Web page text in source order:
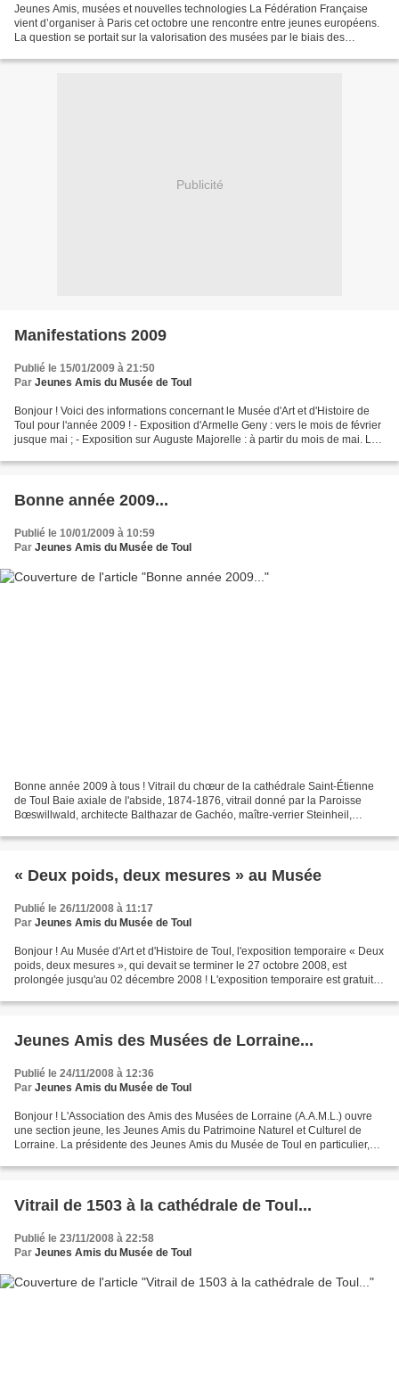
Jeunes Amis, musées et nouvelles technologies La Fédération Française
vient d’organiser à Paris cet octobre une rencontre entre jeunes européens.
La question se portait sur la valorisation des musées par le biais des
Publicité
Manifestations 2009
Publié le 15/01/2009 à 21:50
Par Jeunes Amis du Musée de Toul
Bonjour ! Voici des informations concernant le Musée d'Art et d'Histoire de
Toul pour l'année 2009 ! - Exposition d'Armelle Geny : vers le mois de février
jusque mai ; - Exposition sur Auguste Majorelle : à partir du mois de mai. Les
Bonne année 2009...
Publié le 10/01/2009 à 10:59
Par Jeunes Amis du Musée de Toul
Bonne année 2009 à tous ! Vitrail du chœur de la cathédrale Saint-Étienne
de Toul Baie axiale de l'abside, 1874-1876, vitrail donné par la Paroisse
Bœswillwald, architecte Balthazar de Gachéo, maître-verrier Steinheil,
« Deux poids, deux mesures » au Musée
Publié le 26/11/2008 à 11:17
Par Jeunes Amis du Musée de Toul
Bonjour ! Au Musée d'Art et d'Histoire de Toul, l'exposition temporaire « Deux
poids, deux mesures », qui devait se terminer le 27 octobre 2008, est
prolongée jusqu'au 02 décembre 2008 ! L'exposition temporaire est gratuite
Jeunes Amis des Musées de Lorraine...
Publié le 24/11/2008 à 12:36
Par Jeunes Amis du Musée de Toul
Bonjour ! L'Association des Amis des Musées de Lorraine (A.A.M.L.) ouvre
une section jeune, les Jeunes Amis du Patrimoine Naturel et Culturel de
Lorraine. La présidente des Jeunes Amis du Musée de Toul en particulier,
Vitrail de 1503 à la cathédrale de Toul...
Publié le 23/11/2008 à 22:58
Par Jeunes Amis du Musée de Toul